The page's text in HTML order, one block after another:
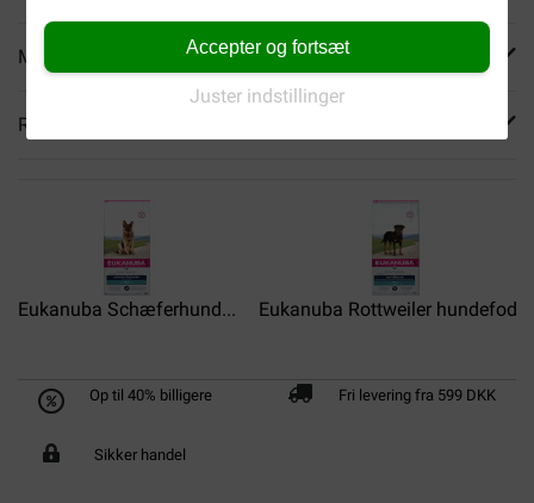
Accepter og fortsæt
Juster indstillinger
Mere info
Reviews
Eukanuba Schæferhund... Eukanuba Rottweiler hundefoder
Op til 40% billigere Fri levering fra 599 DKK
Sikker handel